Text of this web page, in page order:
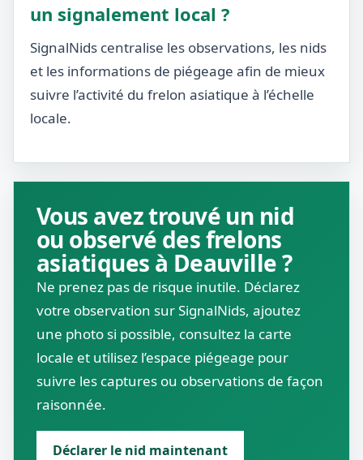
un signalement local ?
SignalNids centralise les observations, les nids
et les informations de piégeage afin de mieux
suivre l’activité du frelon asiatique à l’échelle
locale.
Vous avez trouvé un nid
ou observé des frelons
asiatiques à Deauville ?
Ne prenez pas de risque inutile. Déclarez
votre observation sur SignalNids, ajoutez
une photo si possible, consultez la carte
locale et utilisez l’espace piégeage pour
suivre les captures ou observations de façon
raisonnée.
Déclarer le nid maintenant